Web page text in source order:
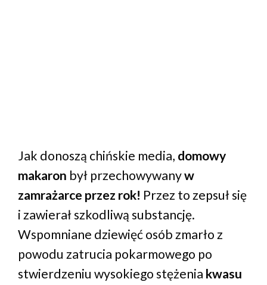
Jak donoszą chińskie media, domowy
makaron był przechowywanyw
zamrażarce przez rok! Przez to zepsuł się
i zawierał szkodliwą substancję.
Wspomniane dziewięć osób zmarło z
powodu zatrucia pokarmowego po
stwierdzeniu wysokiego stężenia kwasu